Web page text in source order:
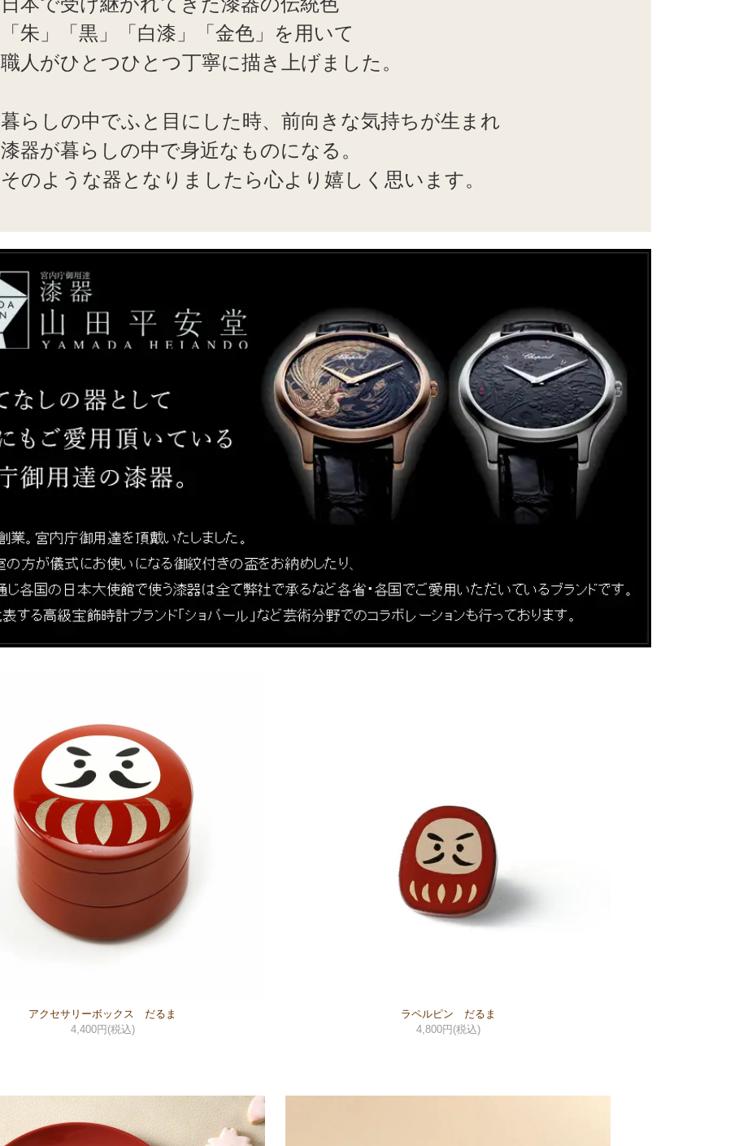
「朱」「黒」「白漆」「金色」を用いて
職人がひとつひとつ丁寧に描き上げました。
暮らしの中でふと目にした時、前向きな気持ちが生まれ
漆器が暮らしの中で身近なものになる。
そのような器となりましたら心より嬉しく思います。
アクセサリーボックス だるま
4,400円(税込)
ラペルピン だるま
4,800円(税込)